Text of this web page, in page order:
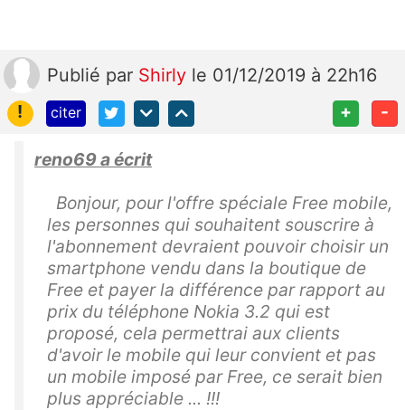
Publié par Shirly le 01/12/2019 à 22h16
!
citer + -
reno69 a écrit
Bonjour, pour l'offre spéciale Free mobile,
les personnes qui souhaitent souscrire à
l'abonnement devraient pouvoir choisir un
smartphone vendu dans la boutique de
Free et payer la différence par rapport au
prix du téléphone Nokia 3.2 qui est
proposé, cela permettrai aux clients
d'avoir le mobile qui leur convient et pas
un mobile imposé par Free, ce serait bien
plus appréciable ... !!!